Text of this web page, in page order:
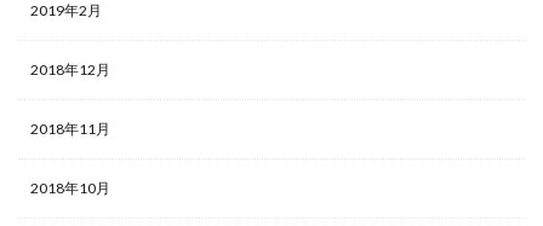
2019年2月
2018年12月
2018年11月
2018年10月